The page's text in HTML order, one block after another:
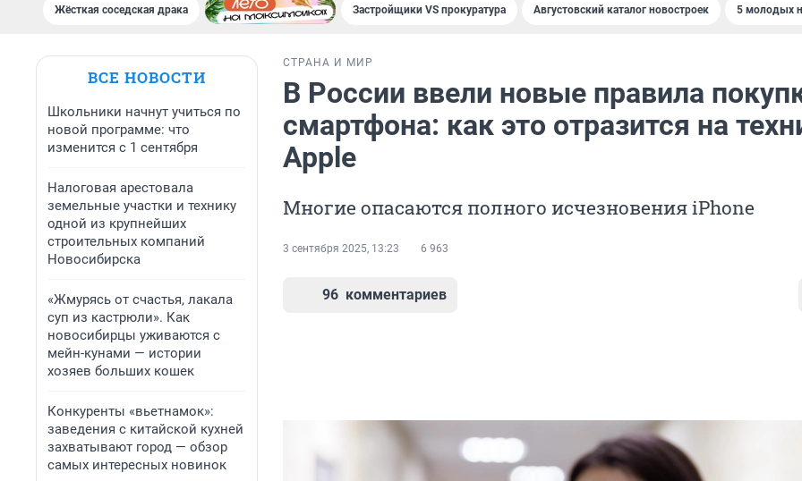
Жёсткая соседская драка Застройщики VS прокуратура Августовский каталог новостроек 5 молодых
ВСЕ НОВОСТИ
Школьники начнут учиться по
новой программе: что
изменится с 1 сентября
Налоговая арестовала
земельные участки и технику
одной из крупнейших
строительных компаний
Новосибирска
«Жмурясь от счастья, лакала
суп из кастрюли». Как
новосибирцы уживаются с
мейн-кунами — истории
хозяев больших кошек
Конкуренты «вьетнамок»:
заведения с китайской кухней
захватывают город — обзор
самых интересных новинок
СТРАНА И МИР
В России ввели новые правила
смартфона: как это отразится на
Apple
Многие опасаются полного исчезновения iPhone
3 сентября 2025, 13:23 6 963
96 комментариев